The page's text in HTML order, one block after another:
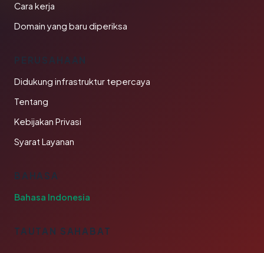
Cara kerja
Domain yang baru diperiksa
PERUSAHAAN
Didukung infrastruktur tepercaya
Tentang
Kebijakan Privasi
Syarat Layanan
BAHASA
Bahasa Indonesia
TAUTAN SAHABAT